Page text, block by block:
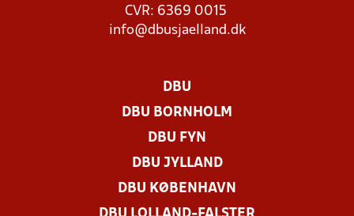
CVR: 6369 0015
info@dbusjaelland.dk
DBU
DBU BORNHOLM
DBU FYN
DBU JYLLAND
DBU KØBENHAVN